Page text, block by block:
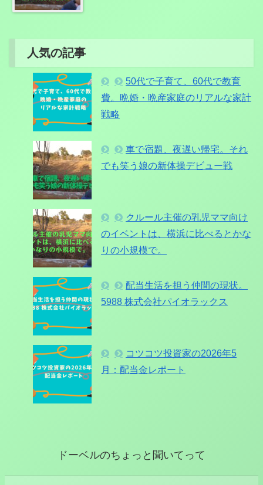
人気の記事
50代で子育て、60代で教育
費。晩婚・晩産家庭のリアルな家計
戦略
車で宿題、夜遅い帰宅。それ
でも笑う娘の新体操デビュー戦
クルール主催の乳児ママ向け
のイベントは、横浜に比べるとかな
りの小規模で。
配当生活を担う仲間の現状。
5988 株式会社パイオラックス
コツコツ投資家の2026年5
月：配当金レポート
ドーベルのちょっと聞いてって